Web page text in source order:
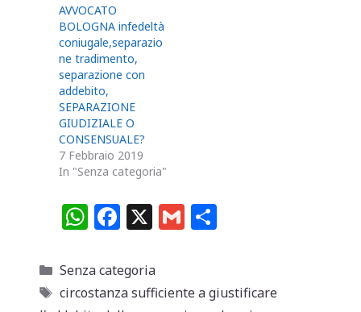
AVVOCATO
BOLOGNA infedeltà
coniugale,separazio
ne tradimento,
separazione con
addebito,
SEPARAZIONE
GIUDIZIALE O
CONSENSUALE?
7 Febbraio 2019
In "Senza categoria"
W
at
s
F
c
e
X G
l di
Categorie
Senza categoria
Tag
circostanza sufficiente a giustificare